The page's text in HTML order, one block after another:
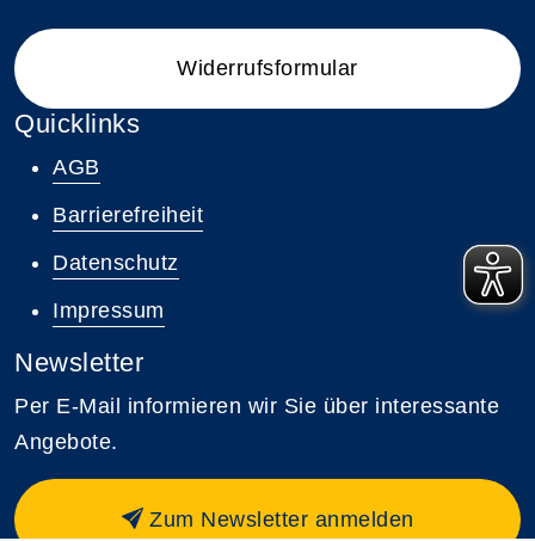
Widerrufsformular
Quicklinks
AGB
Barrierefreiheit
Datenschutz
Impressum
Newsletter
Per E-Mail informieren wir Sie über interessante
Angebote.
Zum Newsletter anmelden